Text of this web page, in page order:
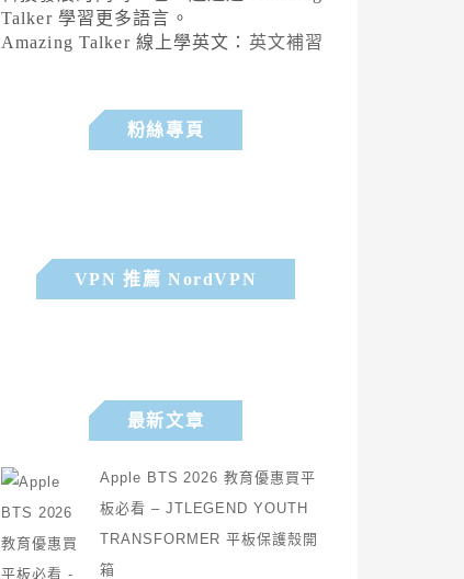
Talker 學習更多語言。
Amazing Talker 線上學英文： 英文補習
粉絲專頁
VPN 推薦 NordVPN
最新文章
Apple BTS 2026 教育優惠買平
板必看 – JTLEGEND YOUTH
TRANSFORMER 平板保護殼開
箱